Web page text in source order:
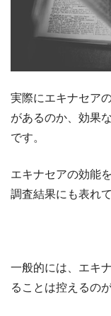
実際にエキナセア
があるのか、効果
です。
エキナセアの効能
調査結果にも表れ
一般的には、エキ
ることは控えるの